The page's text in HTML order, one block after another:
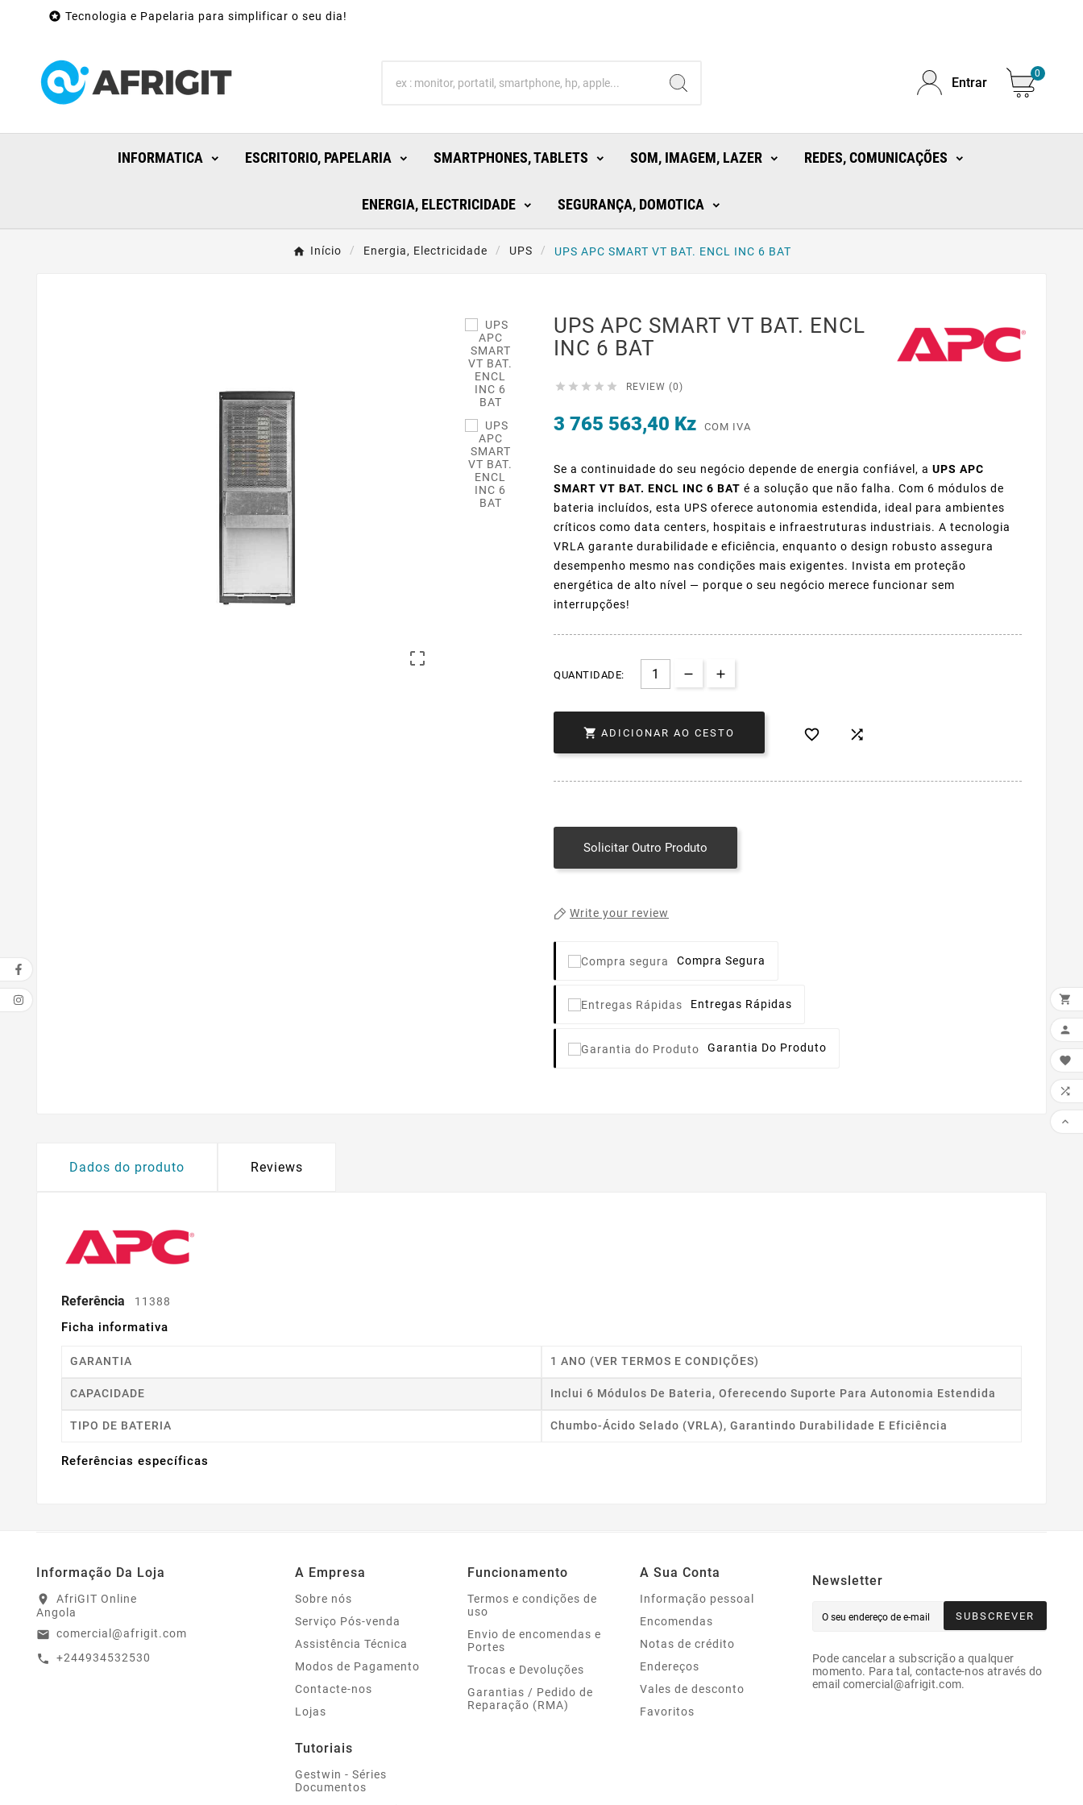
 Tecnologia e Papelaria para simplificar o seu dia!
Entrar
0
INFORMATICA ESCRITORIO, PAPELARIA SMARTPHONES, TABLETS SOM, IMAGEM, LAZER REDES, COMUNICAÇÕES
ENERGIA, ELECTRICIDADE SEGURANÇA, DOMOTICA
Início Energia, Electricidade UPS UPS APC SMART VT BAT. ENCL INC 6 BAT

UPS APC SMART VT BAT. ENCL
INC 6 BAT
     REVIEW (0)
3 765 563,40 Kz COM IVA
Se a continuidade do seu negócio depende de energia confiável, a UPS APC
SMART VT BAT. ENCL INC 6 BAT é a solução que não falha. Com 6 módulos de
bateria incluídos, esta UPS oferece autonomia estendida, ideal para ambientes
críticos como data centers, hospitais e infraestruturas industriais. A tecnologia
VRLA garante durabilidade e eficiência, enquanto o design robusto assegura
desempenho mesmo nas condições mais exigentes. Invista em proteção
energética de alto nível — porque o seu negócio merece funcionar sem
interrupções!
QUANTIDADE:
 ADICIONAR AO CESTO  
Solicitar Outro Produto
Write your review
Compra Segura
Entregas Rápidas
Garantia Do Produto
Dados do produto Reviews
Referência 11388
Ficha informativa
GARANTIA 1 ANO (VER TERMOS E CONDIÇÕES)
CAPACIDADE Inclui 6 Módulos De Bateria, Oferecendo Suporte Para Autonomia Estendida
TIPO DE BATERIA Chumbo-Ácido Selado (VRLA), Garantindo Durabilidade E Eficiência
Referências específicas
Informação Da Loja
location_on
AfriGIT Online
Angola
email comercial@afrigit.com
call +244934532530
A Empresa
Sobre nós
Serviço Pós-venda
Assistência Técnica
Modos de Pagamento
Contacte-nos
Lojas
Tutoriais
Gestwin - Séries
Documentos
Funcionamento
Termos e condições de
uso
Envio de encomendas e
Portes
Trocas e Devoluções
Garantias / Pedido de
Reparação (RMA)
A Sua Conta
Informação pessoal
Encomendas
Notas de crédito
Endereços
Vales de desconto
Favoritos
Newsletter
SUBSCREVER
Pode cancelar a subscrição a qualquer
momento. Para tal, contacte-nos através do
email comercial@afrigit.com.




